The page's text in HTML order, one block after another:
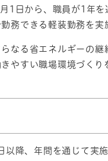
1日から、職員が1年を
務できる軽装勤務を実
なる省エネルギーの継
やすい職場環境づくり
以降、年間を通じて実